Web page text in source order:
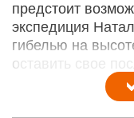
предстоит
экспедиция
гибелью на
оставить свое